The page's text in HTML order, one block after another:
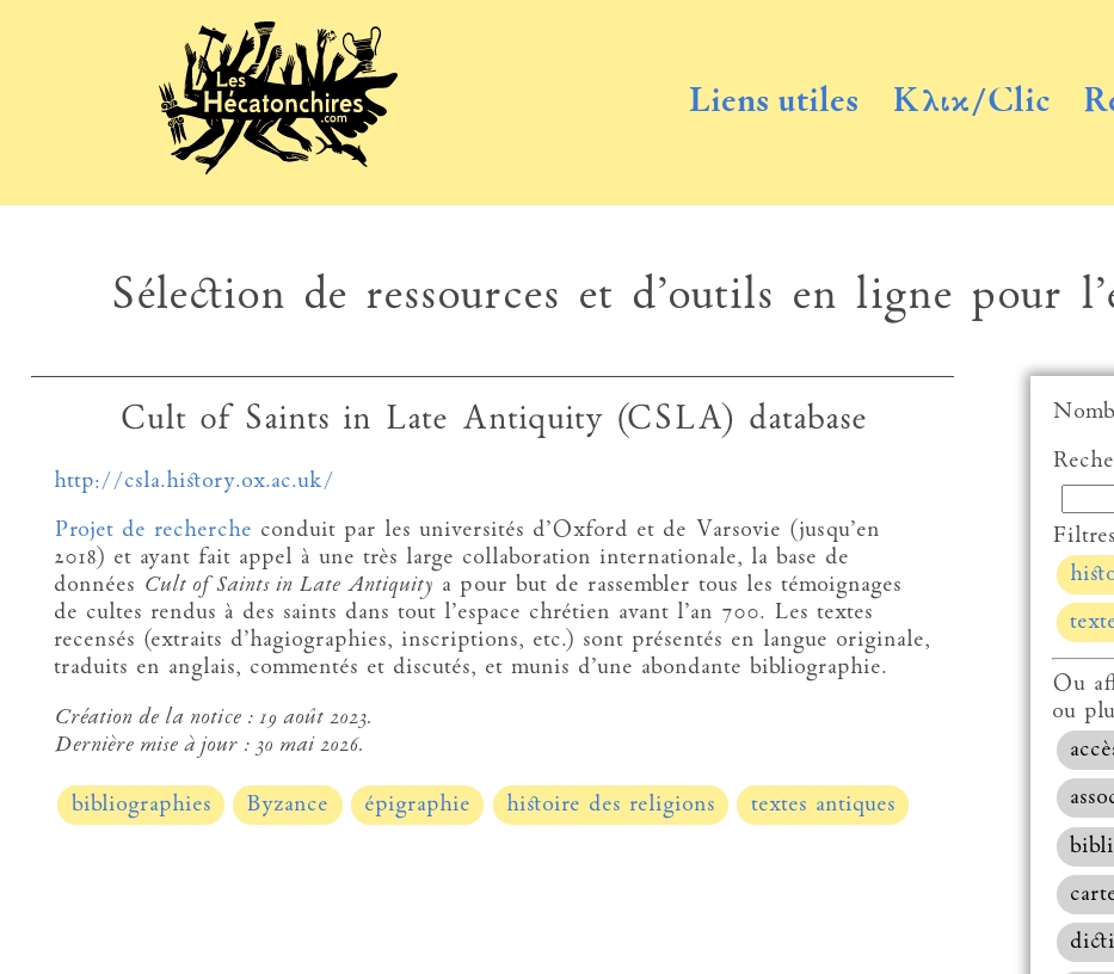
Liens utiles Κλικ/Clic
Sélection de ressources et d’outils en ligne pour
Cult of Saints in Late Antiquity (CSLA) database
http://csla.history.ox.ac.uk/
Projet de recherche conduit par les universités d’Oxford et de Varsovie (jusqu’en
2018) et ayant fait appel à une très large collaboration internationale, la base de
données Cult of Saints in Late Antiquity a pour but de rassembler tous les témoignages
de cultes rendus à des saints dans tout l’espace chrétien avant l’an 700. Les textes
recensés (extraits d’hagiographies, inscriptions, etc.) sont présentés en langue originale,
traduits en anglais, commentés et discutés, et munis d’une abondante bibliographie.
Création de la notice : 19 août 2023.
Dernière mise à jour : 30 mai 2026.
bibliographies Byzance épigraphie histoire des religions textes antiques
Ou
ou